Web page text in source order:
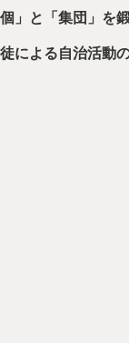
」と「集団」を
による自治活動